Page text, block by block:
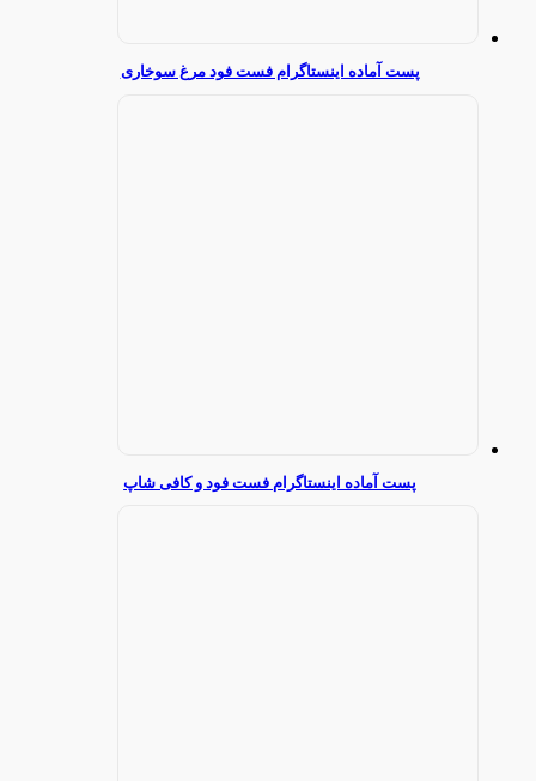
پست آماده اینستاگرام فست فود مرغ سوخاری
پست آماده اینستاگرام فست فود و کافی شاپ